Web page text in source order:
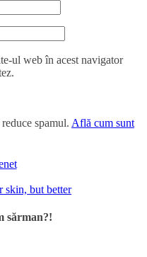
ul web în acest navigator
spamul. Află cum sunt
sărman?!